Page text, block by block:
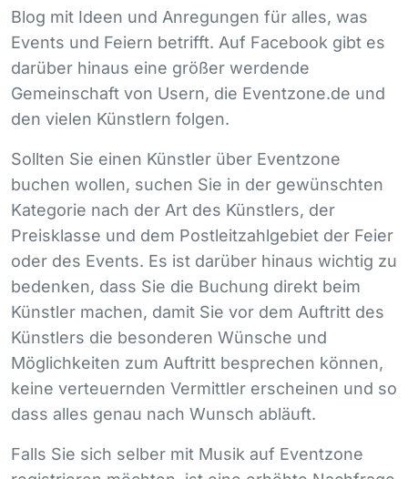
Blog mit Ideen und Anregungen für alles, was
Events und Feiern betrifft. Auf Facebook gibt es
darüber hinaus eine größer werdende
Gemeinschaft von Usern, die Eventzone.de und
den vielen Künstlern folgen.
Sollten Sie einen Künstler über Eventzone
buchen wollen, suchen Sie in der gewünschten
Kategorie nach der Art des Künstlers, der
Preisklasse und dem Postleitzahlgebiet der Feier
oder des Events. Es ist darüber hinaus wichtig zu
bedenken, dass Sie die Buchung direkt beim
Künstler machen, damit Sie vor dem Auftritt des
Künstlers die besonderen Wünsche und
Möglichkeiten zum Auftritt besprechen können,
keine verteuernden Vermittler erscheinen und so
dass alles genau nach Wunsch abläuft.
Falls Sie sich selber mit Musik auf Eventzone